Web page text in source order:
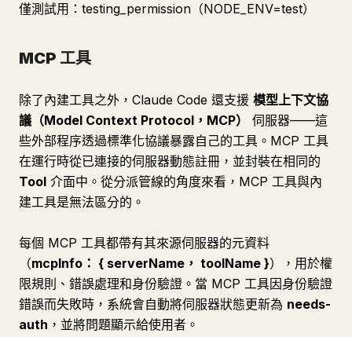
僅測試用：testing_permission（NODE_ENV=test）
MCP 工具
除了內建工具之外，Claude Code 還支援 模型上下文協
議（Model Context Protocol，MCP）
伺服器——這
些外部程序透過標準化協議暴露自己的工具。MCP 工具
在運行時從已連接的伺服器動態註冊，並封裝在相同的
Tool 介面中。從分派管線的角度來看，MCP 工具與內
建工具是無法區分的。
每個 MCP 工具都帶有其來源伺服器的元資料
（mcpInfo： { serverName， toolName }），用於權
限規則、錯誤處理和身份驗證。當 MCP 工具因身份驗證
錯誤而失敗時，系統會自動將伺服器狀態更新為 needs-
auth ，並將問題顯示給使用者。